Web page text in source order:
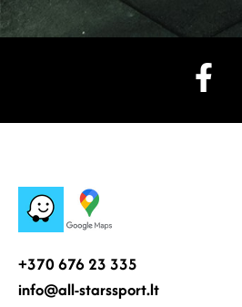
+370 676 23 335
info@all-starssport.lt